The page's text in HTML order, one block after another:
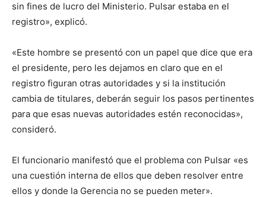
sin fines de lucro del Ministerio. Pulsar estaba en el
registro», explicó.
«Este hombre se presentó con un papel que dice que era
el presidente, pero les dejamos en claro que en el
registro figuran otras autoridades y si la institución
cambia de titulares, deberán seguir los pasos pertinentes
para que esas nuevas autoridades estén reconocidas»,
consideró.
El funcionario manifestó que el problema con Pulsar «es
una cuestión interna de ellos que deben resolver entre
ellos y donde la Gerencia no se pueden meter».